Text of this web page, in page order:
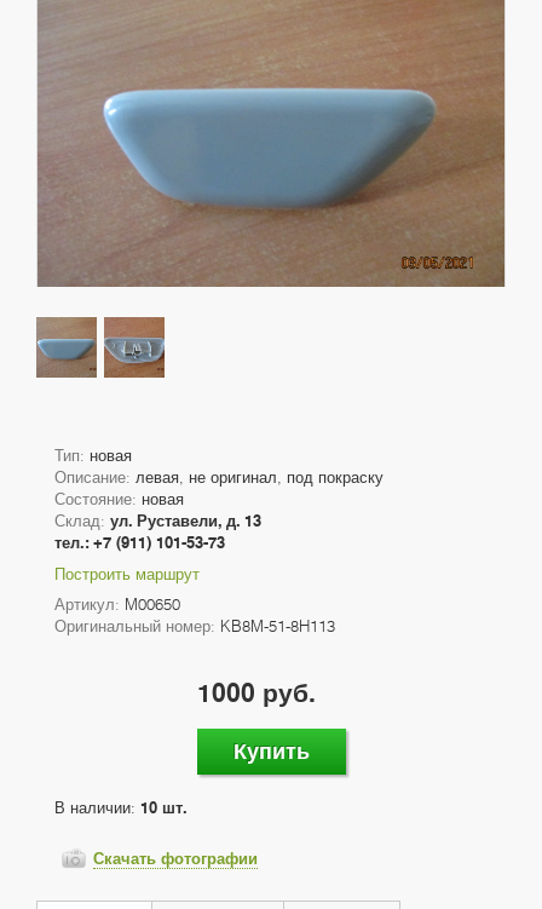
Тип: новая
Описание: левая, не оригинал, под покраску
Состояние: новая
Склад: ул. Руставели, д. 13
тел.: +7 (911) 101-53-73
Построить маршрут
Артикул: M00650
Оригинальный номер: KB8M-51-8H113
1000 руб.
Купить
В наличии: 10 шт.
Скачать фотографии